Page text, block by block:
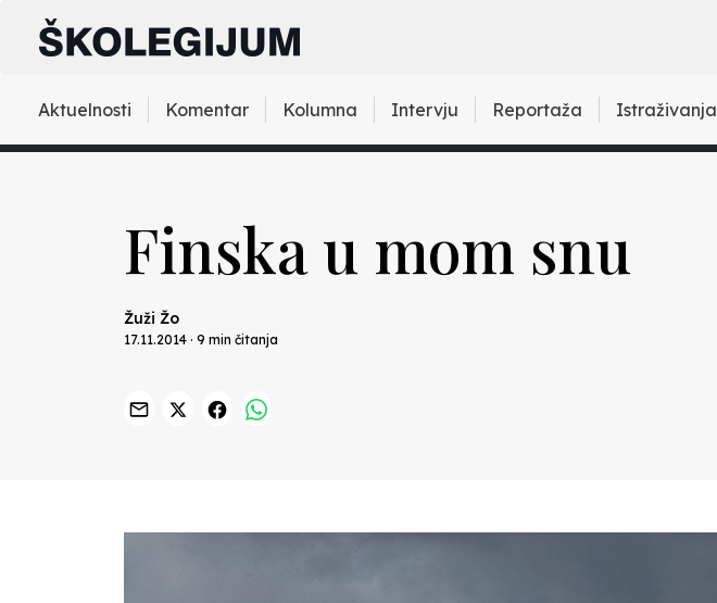
Aktuelnosti Komentar Kolumna Intervju Reportaža Istraživanja
Finska u mom snu
Žuži Žo
17.11.2014 · 9 min čitanja